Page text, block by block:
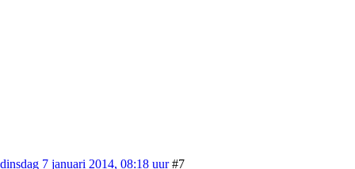
dinsdag 7 januari 2014, 08:18 uur #7